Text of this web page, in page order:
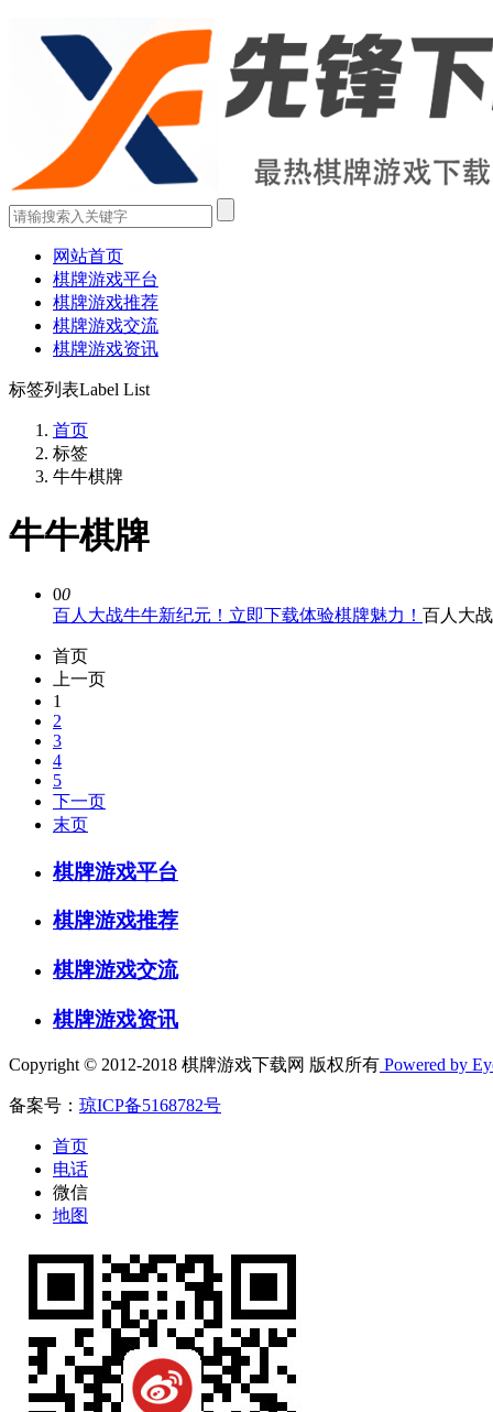
网站首页
棋牌游戏平台
棋牌游戏推荐
棋牌游戏交流
棋牌游戏资讯
标签列表Label List
首页
标签
牛牛棋牌
牛牛棋牌
00
百人大战牛牛新纪元！立即下载体验棋牌魅力！ 百人大
首页
上一页
1
2
3
4
5
下一页
末页
棋牌游戏平台
棋牌游戏推荐
棋牌游戏交流
棋牌游戏资讯
Copyright © 2012-2018 棋牌游戏下载网 版权所有 Powered by
备案号： 琼ICP备5168782号
首页
电话
微信
地图